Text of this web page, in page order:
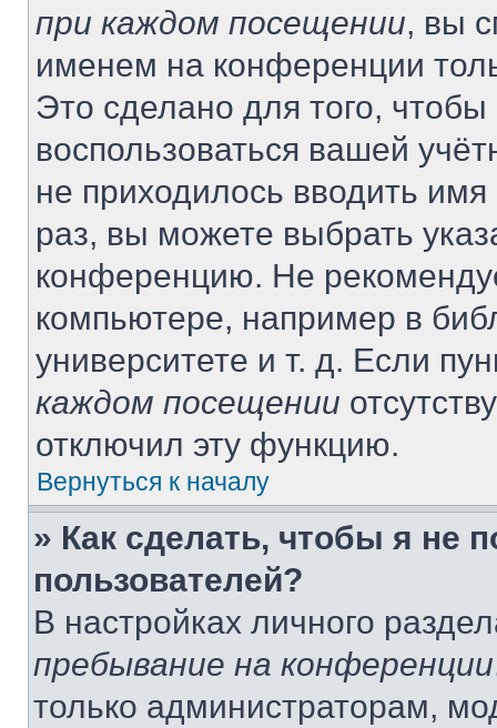
при каждом посещении, вы
именем на конференции
Это сделано для того, чтобы
воспользоваться вашей
не приходилось вводить
раз, вы можете выбрать
конференцию. Не
компьютере, например в
университете и т. д. Если
каждом посещении
отключил эту функцию.
Вернуться к началу
» Как сделать, чтобы я не
пользователей?
В настройках личного
пребывание на конференции
только администраторам,